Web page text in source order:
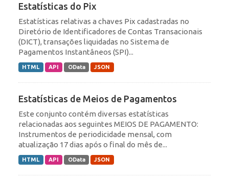
Estatísticas do Pix
Estatísticas relativas a chaves Pix cadastradas no
Diretório de Identificadores de Contas Transacionais
(DICT), transações liquidadas no Sistema de
Pagamentos Instantâneos (SPI)...
HTML API OData JSON
Estatísticas de Meios de Pagamentos
Este conjunto contém diversas estatísticas
relacionadas aos seguintes MEIOS DE PAGAMENTO:
Instrumentos de periodicidade mensal, com
atualização 17 dias após o final do mês de...
HTML API OData JSON